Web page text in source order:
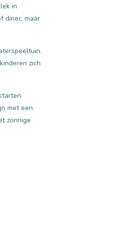
in
diner, maar
zich
met een
zonnige